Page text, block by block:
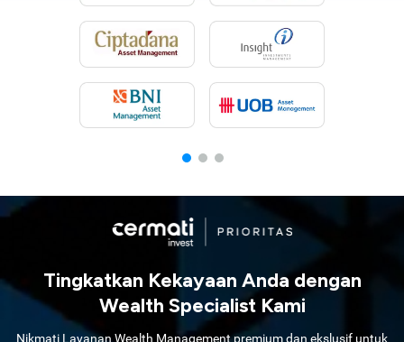
Tingkatkan Kekayaan Anda dengan
Wealth Specialist Kami
Nikmati Layanan Wealth Management premium dan ekslusif untuk